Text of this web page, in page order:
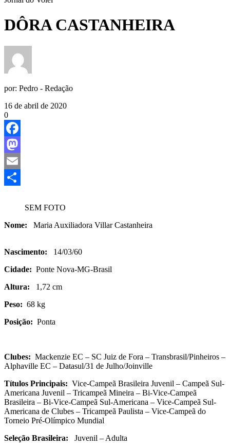
Share
DÔRA CASTANHEIRA
por: Pedro - Redação
16 de abril de 2020
0
Facebook
Mastodon
Email
SEM FOTO
Nome: Maria Auxiliadora Villar Castanheira
Nascimento: 14/03/60
Cidade: Ponte Nova-MG-Brasil
Altura: 1,72 cm
Peso: 68 kg
Posição: Ponta
Clubes: Mackenzie EC – SC Juiz de Fora – Transbrasil/Pinheiros –
Alphaville EC – Datasul/31 de Julho/Joinville
Títulos Principais: Vice-Campeã Brasileira Juvenil – Campeã Sul-
Americana Juvenil – Tricampeã Mineira – Bi-Vice-Campeã
Brasileira – Bi-Vice-Campeã Sul-Americana – Vice-Campeã Sul-
Americana de Clubes – Tricampeã Paulista – Vice-Campeã do
Torneio Pré-Olímpico Mundial
Seleção Brasileira: Juvenil – Adulta